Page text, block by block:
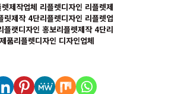
제작업체 리플렛디자인 리플렛제
릿제작 4단리플렛디자인 리플렛업
플랫디자인 홍보리플렛제작 4단리
품리플렛디자인 디자인업체